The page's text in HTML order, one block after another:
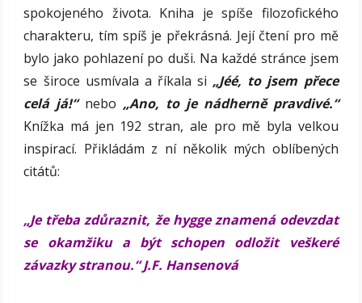
spokojeného života. Kniha je spíše filozofického
charakteru, tím spíš je překrásná. Její čtení pro mě
bylo jako pohlazení po duši. Na každé stránce jsem
se široce usmívala a říkala si „Jéé, to jsem přece
celá já!“nebo „Ano, to je nádherně pravdivé.“
Knížka má jen 192 stran, ale pro mě byla velkou
inspirací. Přikládám z ní několik mých oblíbených
citátů:
„Je třeba zdůraznit, že hygge znamená odevzdat
se okamžiku a být schopen odložit veškeré
závazky stranou.“ J.F. Hansenová